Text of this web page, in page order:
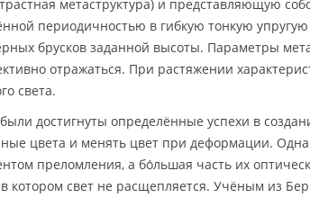
метаструктура) и представляющую
периодичностью в гибкую тонкую
брусков заданной высоты. Параметры
отражаться. При растяжении
света.
достигнуты определённые успехи в
цвета и менять цвет при деформации.
преломления, а бо́льшая часть их
котором свет не расщепляется. Учёным из